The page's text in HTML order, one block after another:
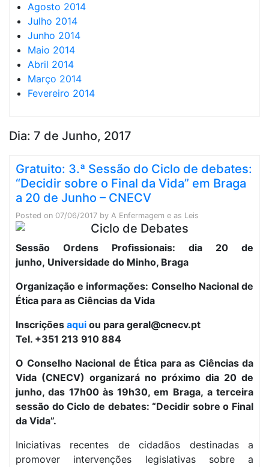
Agosto 2014
Julho 2014
Junho 2014
Maio 2014
Abril 2014
Março 2014
Fevereiro 2014
Dia: 7 de Junho, 2017
Gratuito: 3.ª Sessão do Ciclo de debates:
“Decidir sobre o Final da Vida” em Braga
a 20 de Junho – CNECV
Posted on 07/06/2017 by A Enfermagem e as Leis
Sessão Ordens Profissionais: dia 20 de
junho, Universidade do Minho, Braga
Organização e informações: Conselho Nacional de
Ética para as Ciências da Vida
Inscrições aqui ou para geral@cnecv.pt
Tel. +351 213 910 884
O Conselho Nacional de Ética para as Ciências da
Vida (CNECV) organizará no próximo dia 20 de
junho, das 17h00 às 19h30, em Braga, a terceira
sessão do Ciclo de debates: “Decidir sobre o Final
da Vida”.
Iniciativas recentes de cidadãos destinadas a
promover intervenções legislativas sobre a